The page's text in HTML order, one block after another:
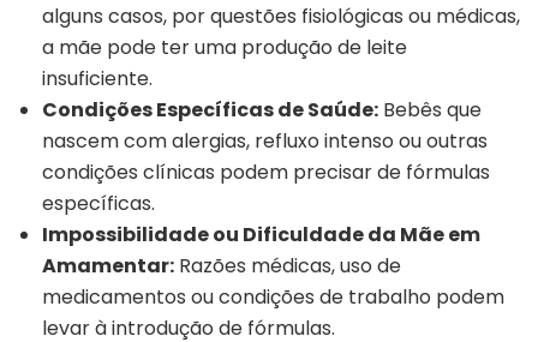
alguns casos, por questões fisiológicas ou médicas,
a mãe pode ter uma produção de leite
insuficiente.
Condições Específicas de Saúde: Bebês que
nascem com alergias, refluxo intenso ou outras
condições clínicas podem precisar de fórmulas
específicas.
Impossibilidade ou Dificuldade da Mãe em
Amamentar: Razões médicas, uso de
medicamentos ou condições de trabalho podem
levar à introdução de fórmulas.